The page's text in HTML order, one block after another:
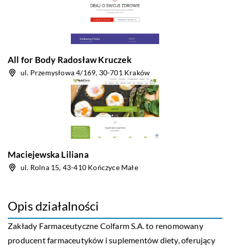
All for Body Radosław Kruczek
ul. Przemysłowa 4/169, 30-701 Kraków
Maciejewska Liliana
ul. Rolna 15, 43-410 Kończyce Małe
Opis działalności
Zakłady Farmaceutyczne ColfarmS.A. to renomowany
producent farmaceutyków i suplementów diety, oferujący